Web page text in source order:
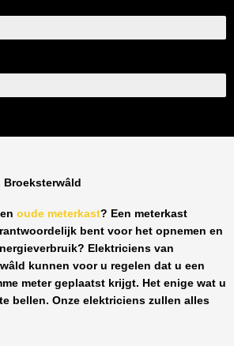
Broeksterwâld
oude meterkast? Een meterkast
bent voor het opnemen en
Elektriciens van
kunnen voor u regelen dat u een
meter geplaatst krijgt. Het enige wat u
bellen. Onze elektriciens zullen alles